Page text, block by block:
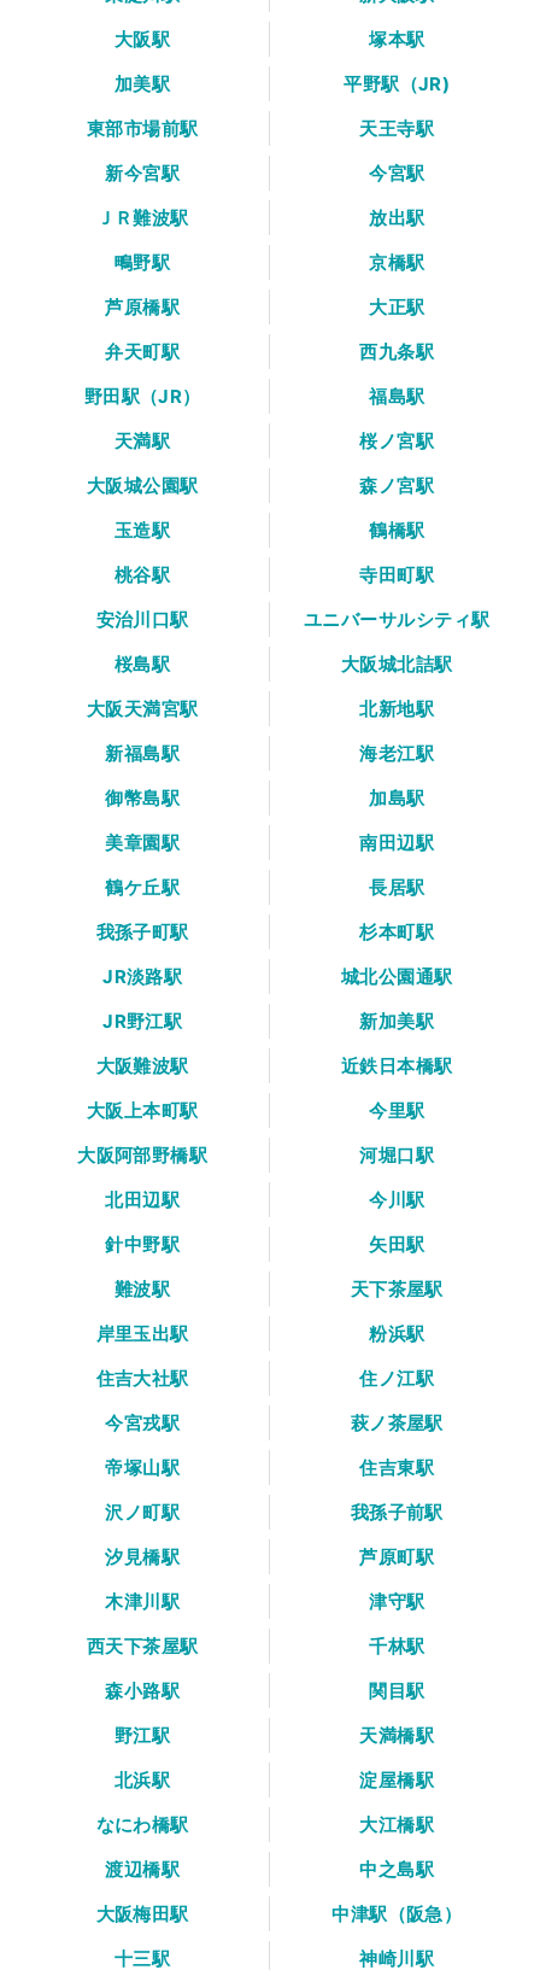
大阪駅
塚本駅
加美駅
平野駅（JR)
東部市場前駅
天王寺駅
新今宮駅
今宮駅
ＪＲ難波駅
放出駅
鴫野駅
京橋駅
芦原橋駅
大正駅
弁天町駅
西九条駅
野田駅（JR）
福島駅
天満駅
桜ノ宮駅
大阪城公園駅
森ノ宮駅
玉造駅
鶴橋駅
桃谷駅
寺田町駅
安治川口駅
ユニバーサルシティ駅
桜島駅
大阪城北詰駅
大阪天満宮駅
北新地駅
新福島駅
海老江駅
御幣島駅
加島駅
美章園駅
南田辺駅
鶴ケ丘駅
長居駅
我孫子町駅
杉本町駅
JR淡路駅
城北公園通駅
JR野江駅
新加美駅
大阪難波駅
近鉄日本橋駅
大阪上本町駅
今里駅
大阪阿部野橋駅
河堀口駅
北田辺駅
今川駅
針中野駅
矢田駅
難波駅
天下茶屋駅
岸里玉出駅
粉浜駅
住吉大社駅
住ノ江駅
今宮戎駅
萩ノ茶屋駅
帝塚山駅
住吉東駅
沢ノ町駅
我孫子前駅
汐見橋駅
芦原町駅
木津川駅
津守駅
西天下茶屋駅
千林駅
森小路駅
関目駅
野江駅
天満橋駅
北浜駅
淀屋橋駅
なにわ橋駅
大江橋駅
渡辺橋駅
中之島駅
大阪梅田駅
中津駅（阪急）
十三駅
神崎川駅